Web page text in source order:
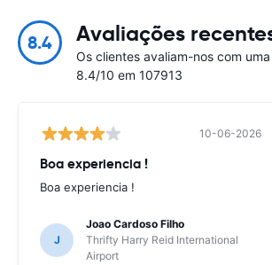
8.4 Avaliações
Os clientes avaliam-nos com
8.4/10 em 107913
10-06-2026
Boa experiencia !
Boa experiencia !
J
Joao Cardoso Filho
Thrifty Harry Reid International
Airport